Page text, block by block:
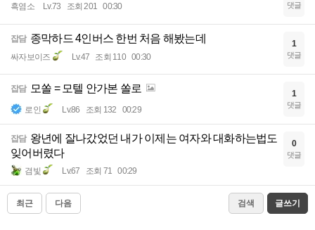
흑염소 Lv.73 조회 201 00:30 댓글
잡담 종막하드 4인버스 한번 처음 해봤는데
싸자보이즈 Lv.47 조회 110 00:30
1
댓글
잡담 모쏠 = 모텔 안가본 쏠로
로인 Lv.86 조회 132 00:29
1
댓글
잡담 왕년에 잘나갔었던 내가 이제는 여자와 대화하는법도
잊어버렸다
겸빛 Lv.67 조회 71 00:29
0
댓글
최근 다음 검색 글쓰기